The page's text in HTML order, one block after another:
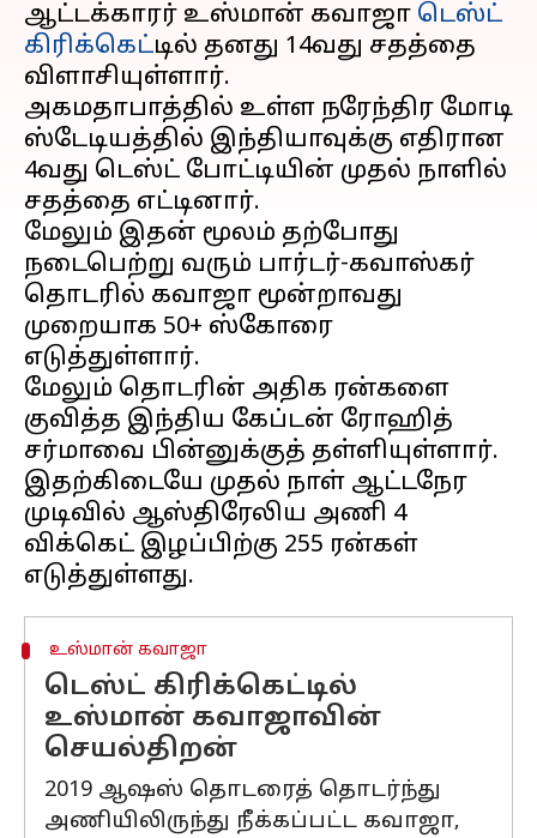
ஆட்டக்காரர் உஸ்மான் கவாஜா டெஸ்ட்
கிரிக்கெட்டில் தனது 14வது சதத்தை
விளாசியுள்ளார்.
அகமதாபாத்தில் உள்ள நரேந்திர மோடி
ஸ்டேடியத்தில் இந்தியாவுக்கு எதிரான
4வது டெஸ்ட் போட்டியின் முதல் நாளில்
சதத்தை எட்டினார்.
மேலும் இதன் மூலம் தற்போது
நடைபெற்று வரும் பார்டர்-கவாஸ்கர்
தொடரில் கவாஜா மூன்றாவது
முறையாக 50+ ஸ்கோரை
எடுத்துள்ளார்.
மேலும் தொடரின் அதிக ரன்களை
குவித்த இந்திய கேப்டன் ரோஹித்
சர்மாவை பின்னுக்குத் தள்ளியுள்ளார்.
இதற்கிடையே முதல் நாள் ஆட்டநேர
முடிவில் ஆஸ்திரேலிய அணி 4
விக்கெட் இழப்பிற்கு 255 ரன்கள்
உஸ்மான் கவாஜா
டெஸ்ட் கிரிக்கெட்டில்
உஸ்மான் கவாஜாவின்
செயல்திறன்
2019 ஆஷஸ் தொடரைத் தொடர்ந்து
அணியிலிருந்து நீக்கப்பட்ட கவாஜா,